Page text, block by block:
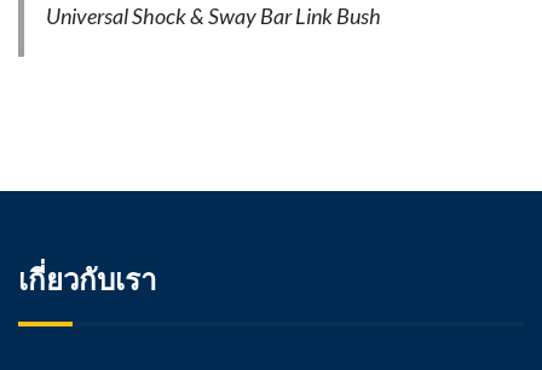
Universal Shock & Sway Bar Link Bush
เกี่ยวกับเรา